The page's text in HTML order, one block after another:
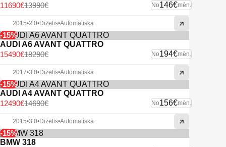
No146€mēn.
13990€
11690€
2015•2.0•Dīzelis•Automātiskā
-15%
AUDI A6 AVANT QUATTRO
No194€mēn.
18290€
15490€
2017•3.0•Dīzelis•Automātiskā
-15%
AUDI A4 AVANT QUATTRO
No156€mēn.
14690€
12490€
2015•3.0•Dīzelis•Automātiskā
-15%
BMW 318